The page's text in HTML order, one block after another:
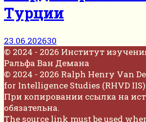
Турции
23.06.202630
© 2024 - 2026 Институт
Ральфа Ван Демана
© 2024 - 2026 Ralph Henry Van
for Intelligence Studies (RHVD IIS)
При копировании ссылка на
обязательна.
The source link must be used